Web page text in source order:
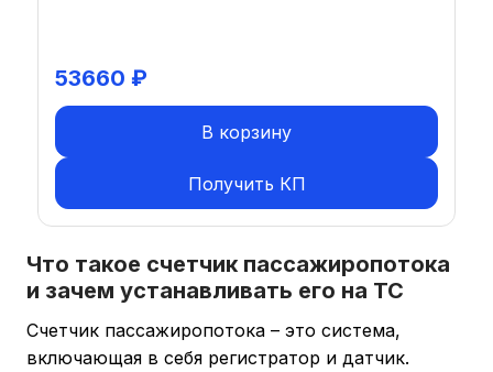
53660 ₽
В корзину
Получить КП
Что такое счетчик пассажиропотока
и зачем устанавливать его на ТС
Счетчик пассажиропотока – это система,
включающая в себя регистратор и датчик.